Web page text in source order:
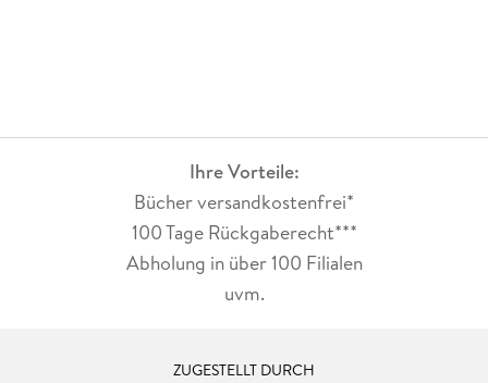
Ihre Vorteile:
Bücher versandkostenfrei*
100 Tage Rückgaberecht***
Abholung in über 100 Filialen
uvm.
ZUGESTELLT DURCH